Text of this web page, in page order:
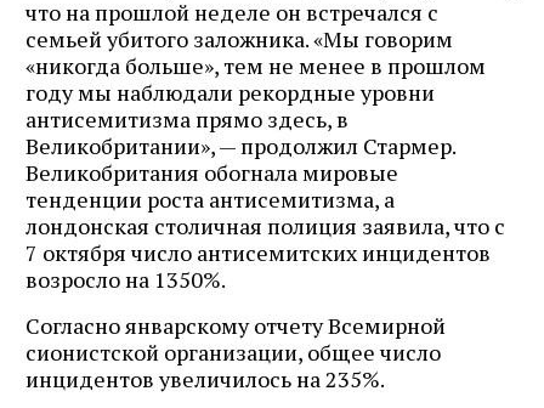
что на прошлой неделе он встречался с
семьей убитого заложника. «Мы говорим
«никогда больше», тем не менее в прошлом
году мы наблюдали рекордные уровни
антисемитизма прямо здесь, в
Великобритании», — продолжил Стармер.
Великобритания обогнала мировые
тенденции роста антисемитизма, а
лондонская столичная полиция заявила, что с
7 октября число антисемитских инцидентов
возросло на 1350%.
Согласно январскому отчету Всемирной
сионистской организации, общее число
инцидентов увеличилось на 235%.